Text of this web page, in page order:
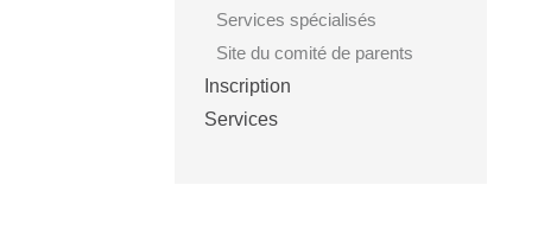
Services spécialisés
Site du comité de parents
Inscription
Services